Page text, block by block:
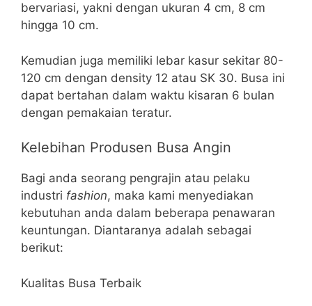
bervariasi, yakni dengan ukuran 4 cm, 8 cm
hingga 10 cm.
Kemudian juga memiliki lebar kasur sekitar 80-
120 cm dengan density 12 atau SK 30. Busa ini
dapat bertahan dalam waktu kisaran 6 bulan
dengan pemakaian teratur.
Kelebihan Produsen Busa Angin
Bagi anda seorang pengrajin atau pelaku
industri fashion, maka kami menyediakan
kebutuhan anda dalam beberapa penawaran
keuntungan. Diantaranya adalah sebagai
berikut:
Kualitas Busa Terbaik